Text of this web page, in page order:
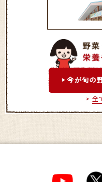
とれった
全